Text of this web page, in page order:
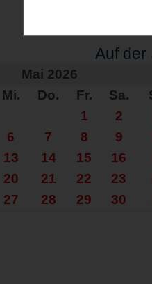
Auf der
Mai 2026
Mi. Do. Fr. Sa.
1
2
6 7 8 9
13 14 15 16
20 21 22 23
27 28 29 30